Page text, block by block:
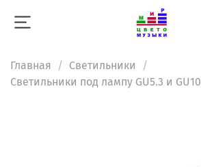
Главная
Светильники
Светильники под лампу GU5.3 и GU10